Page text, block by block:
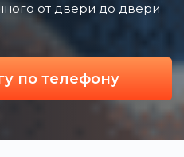
от двери до двери
по телефону